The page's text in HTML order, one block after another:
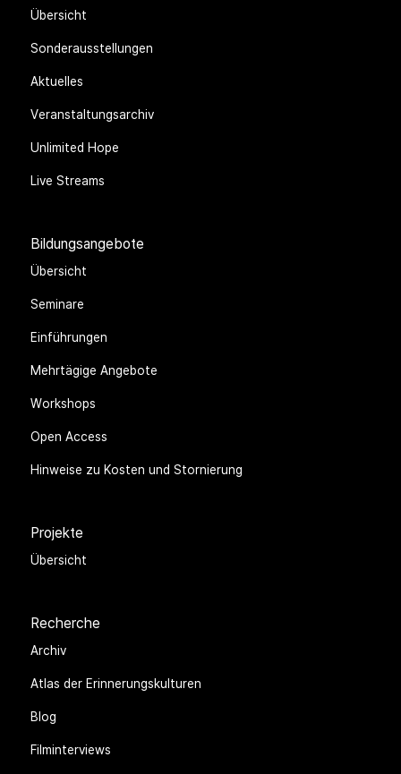
Übersicht
Sonderausstellungen
Aktuelles
Veranstaltungsarchiv
Unlimited Hope
Live Streams
Bildungsangebote
Übersicht
Seminare
Einführungen
Mehrtägige Angebote
Workshops
Open Access
Hinweise zu Kosten und Stornierung
Projekte
Übersicht
Recherche
Archiv
Atlas der Erinnerungskulturen
Blog
Filminterviews